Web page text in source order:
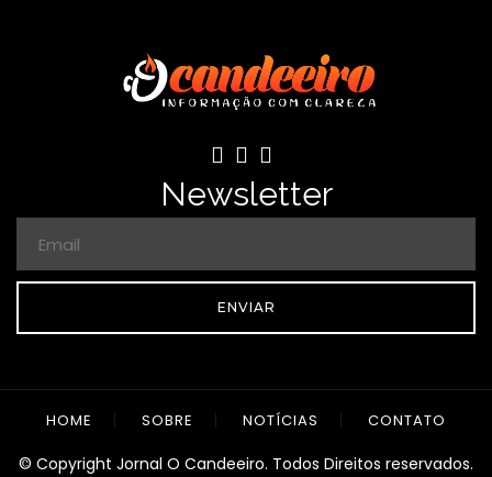
Newsletter
ENVIAR
HOME SOBRE NOTÍCIAS CONTATO
© Copyright Jornal O Candeeiro. Todos Direitos reservados.